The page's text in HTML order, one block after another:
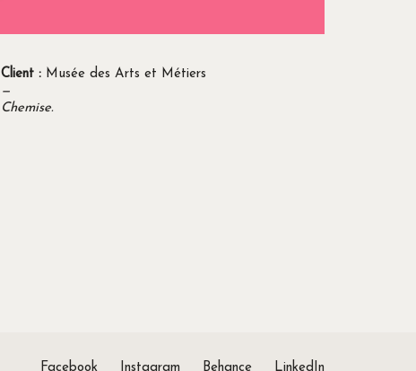
Client : Musée des Arts et Métiers
—
Chemise.
Facebook Instagram Behance LinkedIn